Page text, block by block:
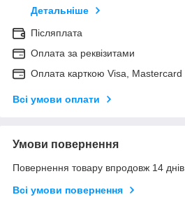
Детальніше
Післяплата
Оплата за реквізитами
Оплата карткою Visa, Mastercard
Всі умови оплати
Умови повернення
Повернення товару впродовж 14
Всі умови повернення